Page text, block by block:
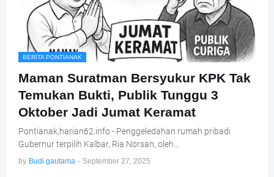
BERITA PONTIANAK
Maman Suratman Bersyukur KPK Tak
Temukan Bukti, Publik Tunggu 3
Oktober Jadi Jumat Keramat
Pontianak,harian62.info - Penggeledahan rumah pribadi
Gubernur terpilih Kalbar, Ria Norsan, oleh…
by Budi gautama - September 27, 2025